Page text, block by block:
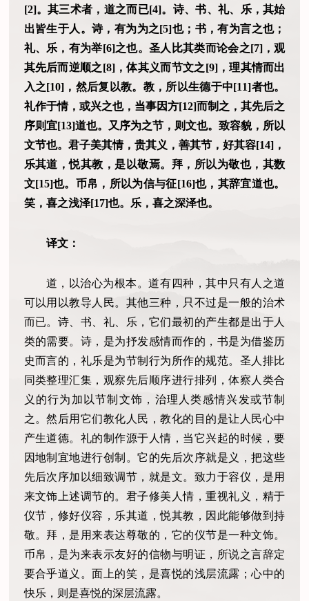
[2]。其三术者，道之而已[4]。诗、书、礼、乐，其始
出皆生于人。诗，有为为之[5]也；书，有为言之也；
礼、乐，有为举[6]之也。圣人比其类而论会之[7]，观
其先后而逆顺之[8]，体其义而节文之[9]，理其情而出
入之[10]，然后复以教。教，所以生德于中[11]者也。
礼作于情，或兴之也，当事因方[12]而制之，其先后之
序则宜[13]道也。又序为之节，则文也。致容貌，所以
文节也。君子美其情，贵其义，善其节，好其容[14]，
乐其道，悦其教，是以敬焉。拜，所以为敬也，其数
文[15]也。币帛，所以为信与征[16]也，其辞宜道也。
笑，喜之浅泽[17]也。乐，喜之深泽也。
译文：
道，以治心为根本。道有四种，其中只有人之道
可以用以教导人民。其他三种，只不过是一般的治术
而已。诗、书、礼、乐，它们最初的产生都是出于人
类的需要。诗，是为抒发感情而作的，书是为借鉴历
史而言的，礼乐是为节制行为所作的规范。圣人排比
同类整理汇集，观察先后顺序进行排列，体察人类合
义的行为加以节制文饰，治理人类感情兴发或节制
之。然后用它们教化人民，教化的目的是让人民心中
产生道德。礼的制作源于人情，当它兴起的时候，要
因地制宜地进行创制。它的先后次序就是义，把这些
先后次序加以细致调节，就是文。致力于容仪，是用
来文饰上述调节的。君子修美人情，重视礼义，精于
仪节，修好仪容，乐其道，悦其教，因此能够做到持
敬。拜，是用来表达尊敬的，它的仪节是一种文饰。
币帛，是为来表示友好的信物与明证，所说之言辞定
要合乎道义。面上的笑，是喜悦的浅层流露；心中的
快乐，则是喜悦的深层流露。